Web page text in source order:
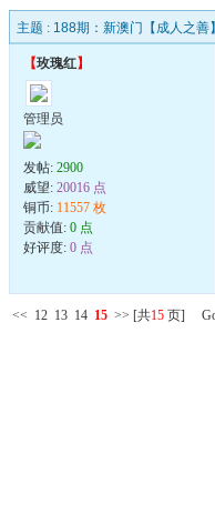
主题 : 188期：新澳门【成人之
【玫瑰红】
管理员
发帖: 2900
威望: 20016 点
铜币: 11557 枚
贡献值: 0 点
好评度: 0 点
<< 12 13 14 15 >> [共15 页]